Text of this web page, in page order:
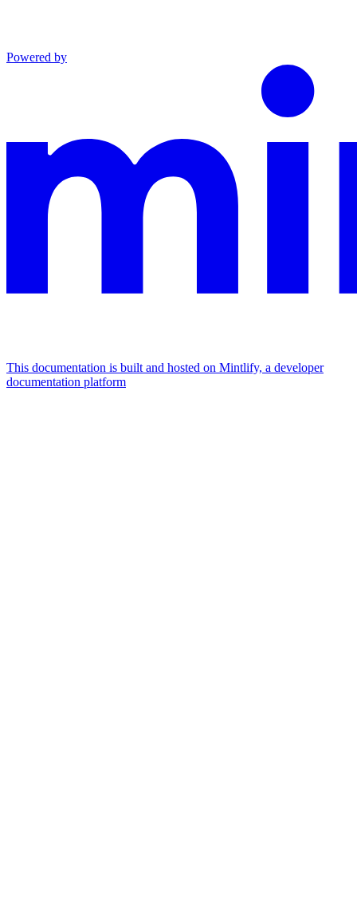
Powered by
This documentation is built and hosted on Mintlify, a developer
documentation platform